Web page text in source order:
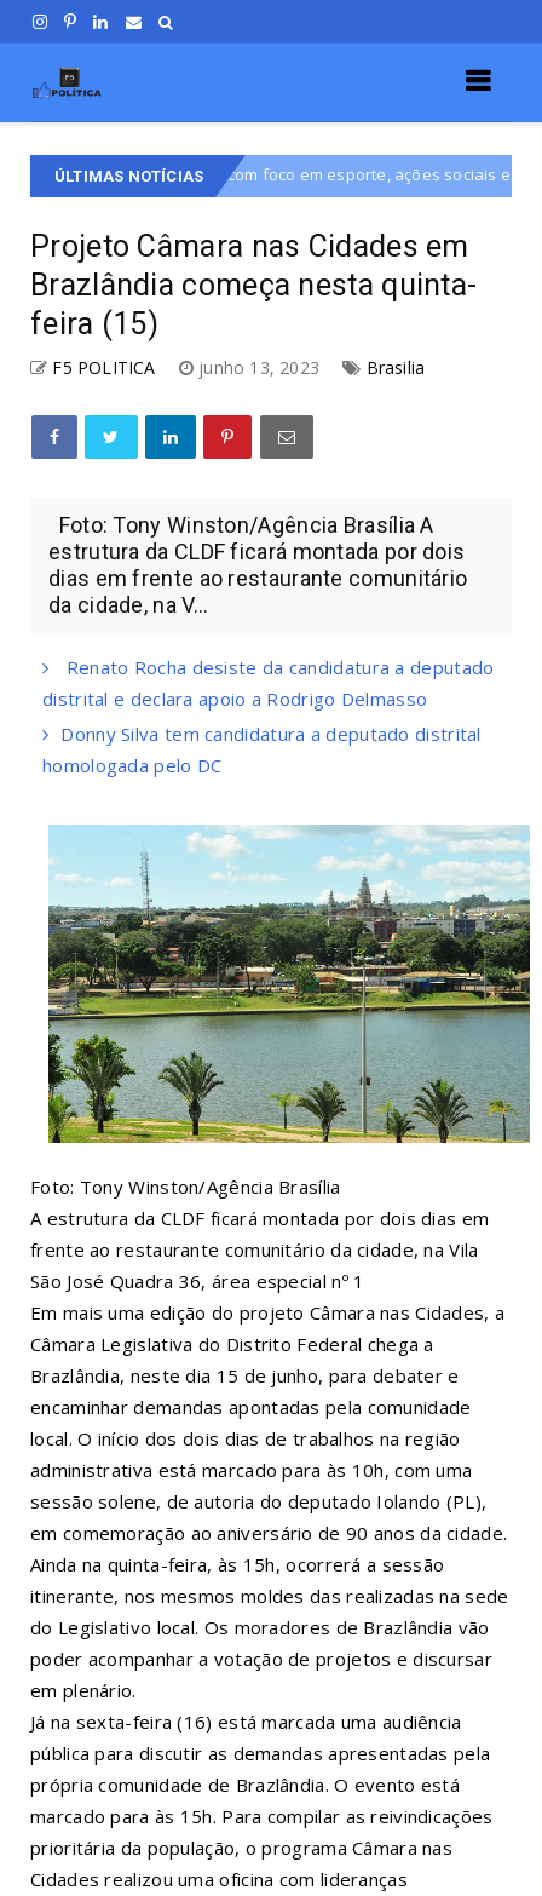
ÚLTIMAS NOTÍCIAS
foco em esporte, ações sociais e serviços à população do DF
Projeto Câmara nas Cidades em
Brazlândia começa nesta quinta-
feira (15)
F5 POLITICA junho 13, 2023 Brasilia
Foto: Tony Winston/Agência Brasília A
estrutura da CLDF ficará montada por dois
dias em frente ao restaurante comunitário
da cidade, na V...
Renato Rocha desiste da candidatura a deputado
distrital e declara apoio a Rodrigo Delmasso
Donny Silva tem candidatura a deputado distrital
homologada pelo DC
Foto: Tony Winston/Agência Brasília
A estrutura da CLDF ficará montada por dois dias em
frente ao restaurante comunitário da cidade, na Vila
São José Quadra 36, área especial nº 1
Em mais uma edição do projeto Câmara nas Cidades, a
Câmara Legislativa do Distrito Federal chega a
Brazlândia, neste dia 15 de junho, para debater e
encaminhar demandas apontadas pela comunidade
local. O início dos dois dias de trabalhos na região
administrativa está marcado para às 10h, com uma
sessão solene, de autoria do deputado Iolando (PL),
em comemoração ao aniversário de 90 anos da cidade.
Ainda na quinta-feira, às 15h, ocorrerá a sessão
itinerante, nos mesmos moldes das realizadas na sede
do Legislativo local. Os moradores de Brazlândia vão
poder acompanhar a votação de projetos e discursar
em plenário.
Já na sexta-feira (16) está marcada uma audiência
pública para discutir as demandas apresentadas pela
própria comunidade de Brazlândia. O evento está
marcado para às 15h. Para compilar as reivindicações
prioritária da população, o programa Câmara nas
Cidades realizou uma oficina com lideranças